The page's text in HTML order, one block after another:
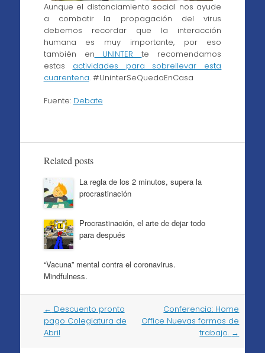
Aunque el distanciamiento social nos ayude
a combatir la propagación del virus
debemos recordar que la interacción
humana es muy importante, por eso
también en UNINTERte recomendamos
estas actividades para sobrellevar esta
cuarentena. #UninterSeQuedaEnCasa
Fuente: Debate
Related posts
La regla de los 2 minutos, supera la
procrastinación
Procrastinación, el arte de dejar todo
para después
“Vacuna” mental contra el coronavirus.
Mindfulness.
Post
navigation
← Descuento pronto
pago Colegiatura de
Abril
Conferencia: Home
Office Nuevas formas de
trabajo. →